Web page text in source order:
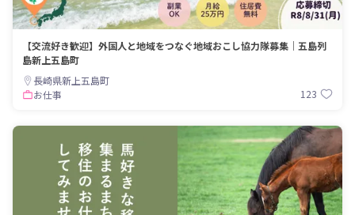
【交流好き歓迎】外国人と地域をつなぐ地域おこし協力隊募集｜五島列
島新上五島町
長崎県新上五島町
お仕事
123